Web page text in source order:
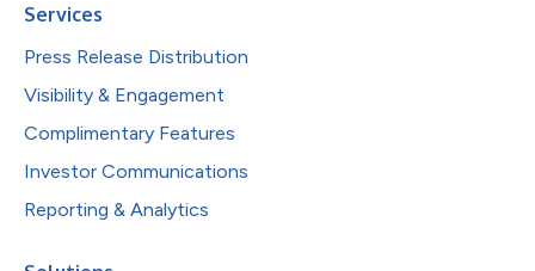
Services
Press Release Distribution
Visibility & Engagement
Complimentary Features
Investor Communications
Reporting & Analytics